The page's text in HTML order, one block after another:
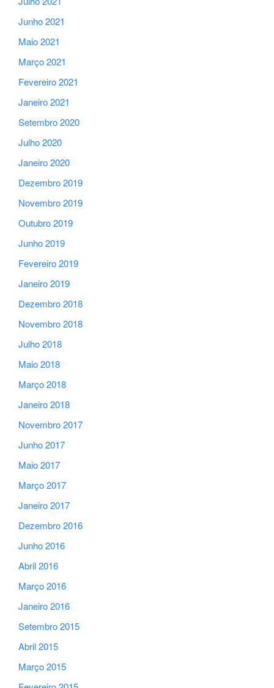
Junho 2021
Maio 2021
Março 2021
Fevereiro 2021
Janeiro 2021
Setembro 2020
Julho 2020
Janeiro 2020
Dezembro 2019
Novembro 2019
Outubro 2019
Junho 2019
Fevereiro 2019
Janeiro 2019
Dezembro 2018
Novembro 2018
Julho 2018
Maio 2018
Março 2018
Janeiro 2018
Novembro 2017
Junho 2017
Maio 2017
Março 2017
Janeiro 2017
Dezembro 2016
Junho 2016
Abril 2016
Março 2016
Janeiro 2016
Setembro 2015
Abril 2015
Março 2015